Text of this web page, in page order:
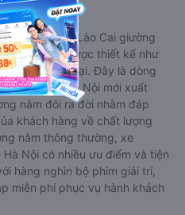
nghi
từ Bảo Yên - Lào Cai giường
mỗi giường được thiết kế như
trọng, hiện đại. Đây là dòng
Anh - Hà Nội mới xuất
nằm đôi ra đời nhằm đáp
khách hàng về chất lượng
nằm thông thường, xe
Nội có nhiều ưu điểm và tiện
hàng nghìn bộ phim giải trí,
miễn phí phục vụ hành khách